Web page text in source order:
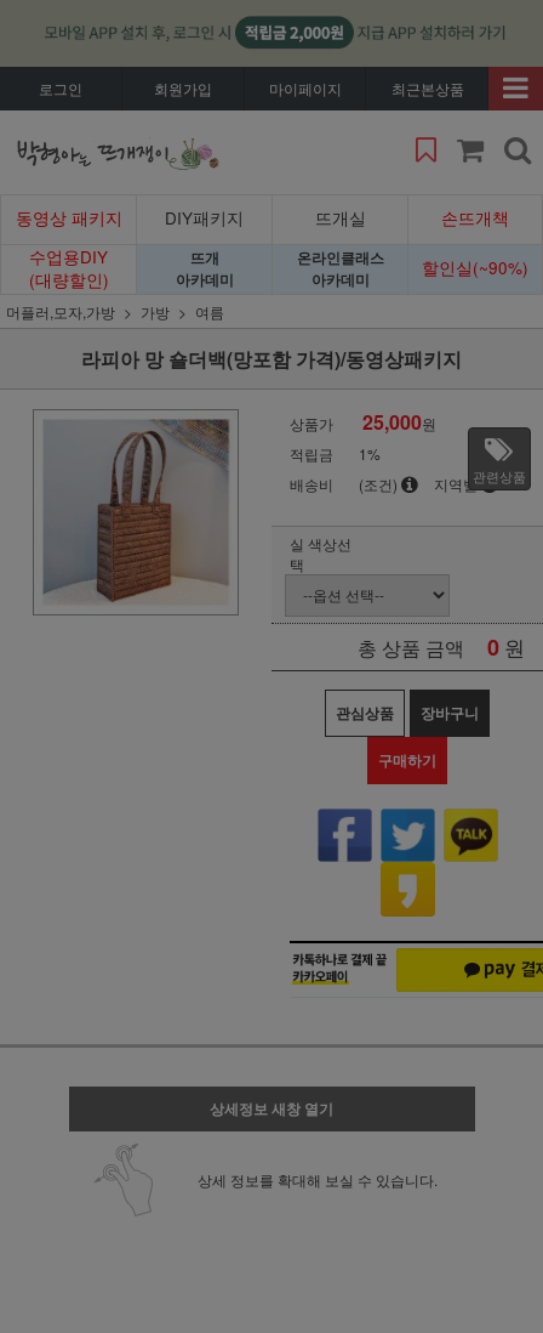
로그인 회원가입 마이페이지 최근본상품
동영상 패키지 DIY패키지 뜨개실
손뜨개책
수업용DIY
(대량할인)
뜨개
아카데미
온라인클래스
아카데미
할인실(~90%)
머플러,모자,가방 가방 여름
라피아 망 숄더백(망포함 가격)/동영상패키지
상품가 25,000원
적립금
1%
배송비
(조건) 지역별관련상품
실 색상선
택
총 상품 금액 0 원
관심상품 장바구니
구매하기
상세정보 새창 열기
상세 정보를 확대해 보실 수 있습니다.